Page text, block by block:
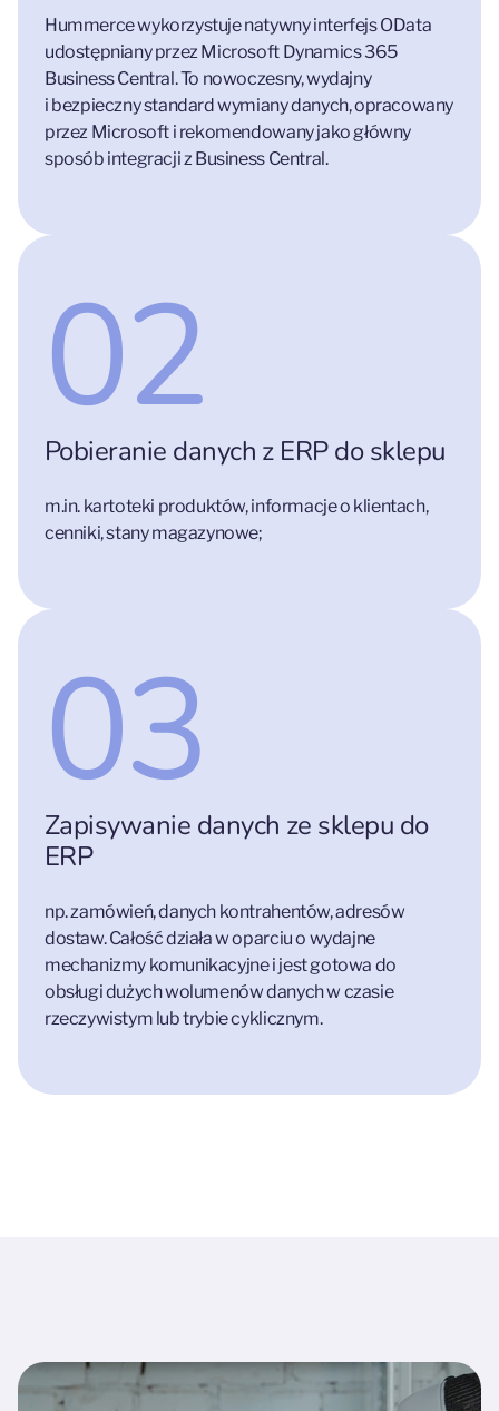
Hummerce wykorzystuje natywny interfejs OData
udostępniany przez Microsoft Dynamics 365
Business Central. To nowoczesny, wydajny
i bezpieczny standard wymiany danych, opracowany
przez Microsoft i rekomendowany jako główny
sposób integracji z Business Central.
02
Pobieranie danych z ERP do sklepu
m.in. kartoteki produktów, informacje o klientach,
cenniki, stany magazynowe;
03
Zapisywanie danych ze sklepu do
ERP
np. zamówień, danych kontrahentów, adresów
dostaw. Całość działa w oparciu o wydajne
mechanizmy komunikacyjne i jest gotowa do
obsługi dużych wolumenów danych w czasie
rzeczywistym lub trybie cyklicznym.